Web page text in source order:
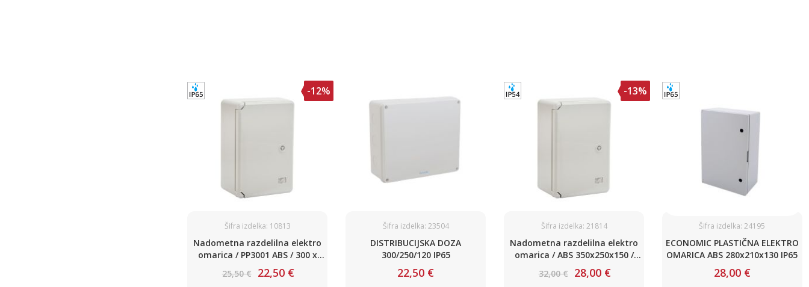
-12%
Šifra izdelka: 10813
Nadometna razdelilna elektro
omarica / PP3001 ABS / 300 x
200 x 130 / IP65
25,50 € 22,50 €
Šifra izdelka: 23504
DISTRIBUCIJSKA DOZA
300/250/120 IP65
22,50 €
-13%
Šifra izdelka: 21814
Nadometna razdelilna elektro
omarica / ABS 350x250x150 /
IP54
32,00 € 28,00 €
Šifra izdelka: 24195
ECONOMIC PLASTIČNA ELEKTRO
OMARICA ABS 280x210x130 IP65
28,00 €